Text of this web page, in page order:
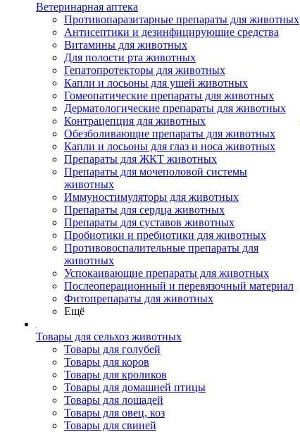
Ветеринарная аптека
Противопаразитарные препараты для животных
Антисептики и дезинфицирующие средства
Витамины для животных
Для полости рта животных
Гепатопротекторы для животных
Капли и лосьоны для ушей животных
Гомеопатические препараты для животных
Дерматологические препараты для животных
Контрацепция для животных
Обезболивающие препараты для животных
Капли и лосьоны для глаз и носа животных
Препараты для ЖКТ животных
Препараты для мочеполовой системы
животных
Иммуностимуляторы для животных
Препараты для сердца животных
Препараты для суставов животных
Пробиотики и пребиотики для животных
Противовоспалительные препараты для
животных
Успокаивающие препараты для животных
Послеоперационный и перевязочный материал
Фитопрепараты для животных
Ещё
Товары для сельхоз животных
Товары для голубей
Товары для коров
Товары для кроликов
Товары для домашней птицы
Товары для лошадей
Товары для овец, коз
Товары для свиней